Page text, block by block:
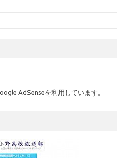
AdSenseを利用しています。